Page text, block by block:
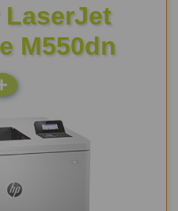
LaserJet
M550dn